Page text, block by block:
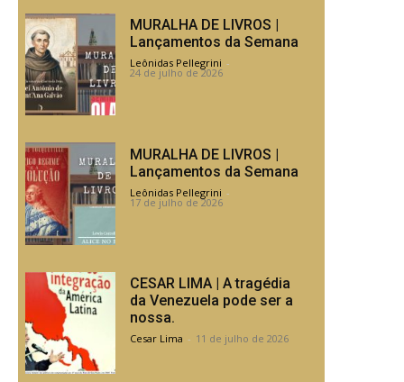
MURALHA DE LIVROS |
Lançamentos da Semana
Leônidas Pellegrini -
24 de julho de 2026
MURALHA DE LIVROS |
Lançamentos da Semana
Leônidas Pellegrini -
17 de julho de 2026
CESAR LIMA | A tragédia
da Venezuela pode ser a
nossa.
Cesar Lima - 11 de julho de 2026